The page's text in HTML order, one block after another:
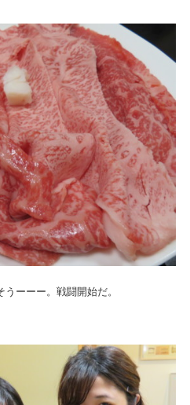
ーーー。戦闘開始だ。